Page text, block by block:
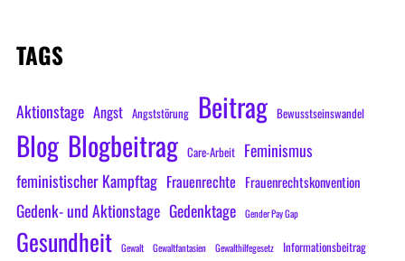
TAGS
Aktionstage Angst Angststörung Beitrag Bewusstseinswandel
Blog Blogbeitrag Care-Arbeit Feminismus
feministischer Kampftag Frauenrechte Frauenrechtskonvention
Gedenk- und Aktionstage Gedenktage Gender Pay Gap
Gesundheit Gewalt Gewaltfantasien Gewalthilfegesetz Informationsbeitrag